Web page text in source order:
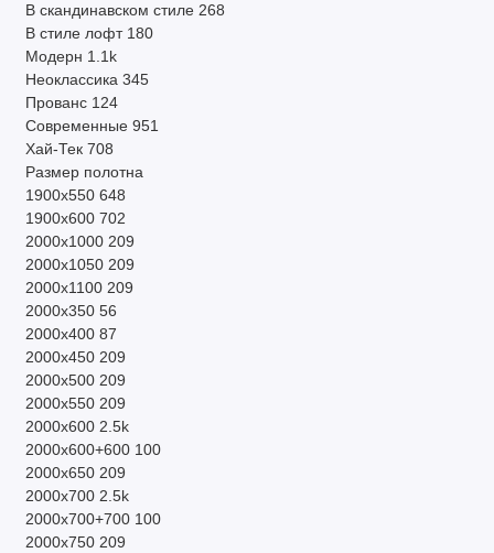
В скандинавском стиле 268
В стиле лофт 180
Модерн 1.1k
Неоклассика 345
Прованс 124
Современные 951
Хай-Тек 708
Размер полотна
1900х550 648
1900х600 702
2000х1000 209
2000х1050 209
2000х1100 209
2000х350 56
2000х400 87
2000х450 209
2000х500 209
2000х550 209
2000х600 2.5k
2000х600+600 100
2000х650 209
2000х700 2.5k
2000х700+700 100
2000х750 209